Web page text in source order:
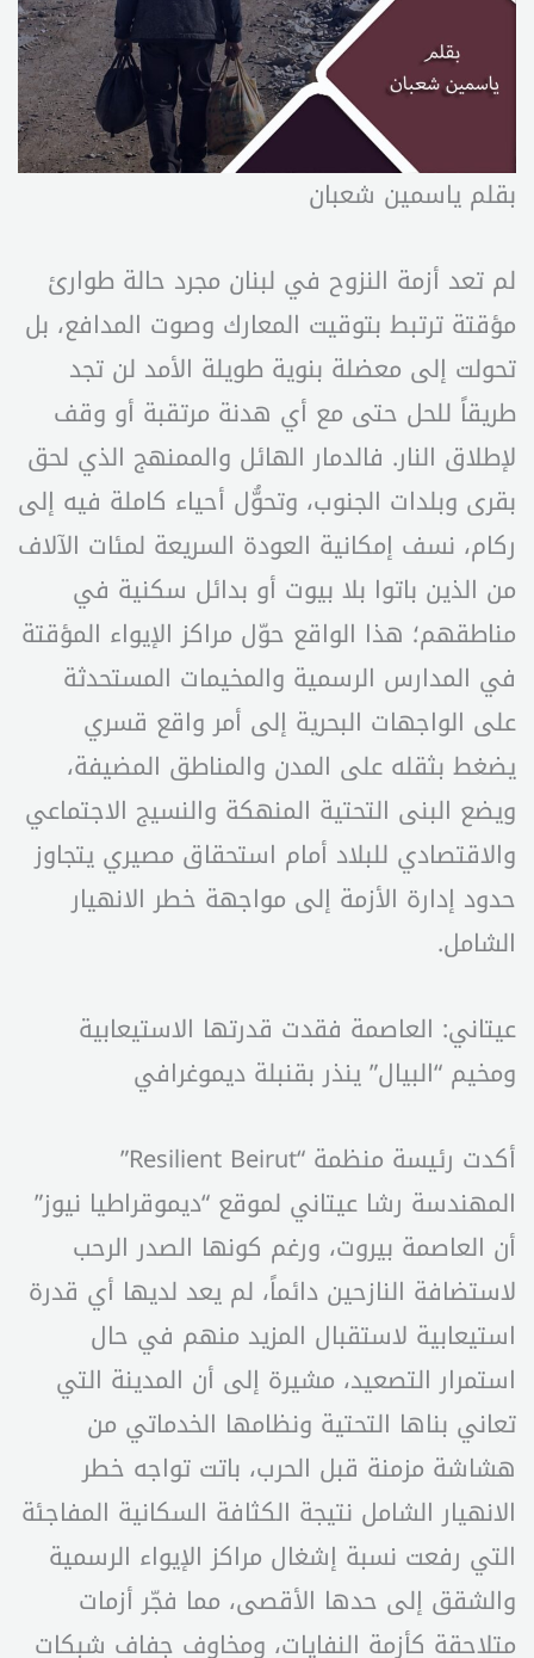
بقلم ياسمين شعبان
لم تعد أزمة النزوح في لبنان مجرد حالة طوارئ
مؤقتة ترتبط بتوقيت المعارك وصوت المدافع، بل
تحولت إلى معضلة بنوية طويلة الأمد لن تجد
طريقاً للحل حتى مع أي هدنة مرتقبة أو وقف
لإطلاق النار. فالدمار الهائل والممنهج الذي لحق
بقرى وبلدات الجنوب، وتحوُّل أحياء كاملة فيه إلى
ركام، نسف إمكانية العودة السريعة لمئات الآلاف
من الذين باتوا بلا بيوت أو بدائل سكنية في
مناطقهم؛ هذا الواقع حوّل مراكز الإيواء المؤقتة
في المدارس الرسمية والمخيمات المستحدثة
على الواجهات البحرية إلى أمر واقع قسري
يضغط بثقله على المدن والمناطق المضيفة،
ويضع البنى التحتية المنهكة والنسيج الاجتماعي
والاقتصادي للبلاد أمام استحقاق مصيري يتجاوز
حدود إدارة الأزمة إلى مواجهة خطر الانهيار
الشامل.
عيتاني: العاصمة فقدت قدرتها الاستيعابية
ومخيم “البيال” ينذر بقنبلة ديموغرافي
أكدت رئيسة منظمة “Resilient Beirut”
المهندسة رشا عيتاني لموقع “ديموقراطيا نيوز”
أن العاصمة بيروت، ورغم كونها الصدر الرحب
لاستضافة النازحين دائماً، لم يعد لديها أي قدرة
استيعابية لاستقبال المزيد منهم في حال
استمرار التصعيد، مشيرة إلى أن المدينة التي
تعاني بناها التحتية ونظامها الخدماتي من
هشاشة مزمنة قبل الحرب، باتت تواجه خطر
الانهيار الشامل نتيجة الكثافة السكانية المفاجئة
التي رفعت نسبة إشغال مراكز الإيواء الرسمية
والشقق إلى حدها الأقصى، مما فجّر أزمات
متلاحقة كأزمة النفايات، ومخاوف جفاف شبكات